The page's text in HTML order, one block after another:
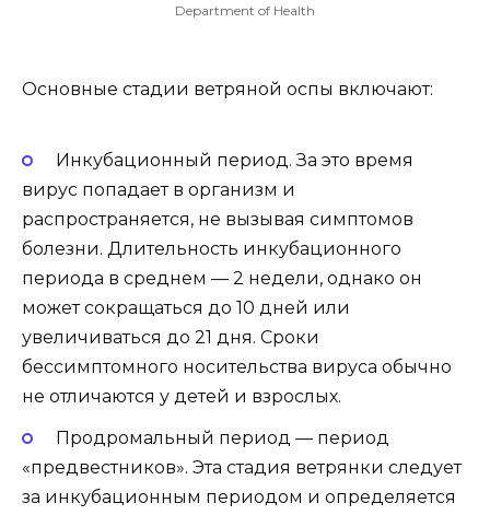
Department of Health
Основные стадии ветряной оспы включают:
Инкубационный период. За это время
вирус попадает в организм и
распространяется, не вызывая симптомов
болезни. Длительность инкубационного
периода в среднем — 2 недели, однако он
может сокращаться до 10 дней или
увеличиваться до 21 дня. Сроки
бессимптомного носительства вируса обычно
не отличаются у детей и взрослых.
Продромальный период — период
«предвестников». Эта стадия ветрянки следует
за инкубационным периодом и определяется